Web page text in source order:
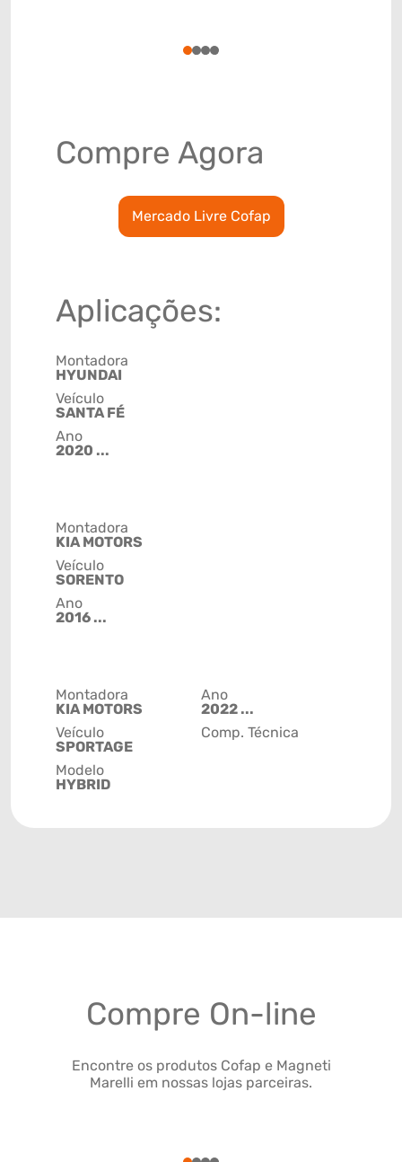
1234
Compre Agora
Mercado Livre Cofap
Aplicações:
Montadora
HYUNDAI
Veículo
SANTA FÉ
Ano
2020 ...
Montadora
KIA MOTORS
Veículo
SORENTO
Ano
2016 ...
Montadora
KIA MOTORS
Veículo
SPORTAGE
Modelo
HYBRID
Ano
2022 ...
Comp. Técnica
Compre On-line
Encontre os produtos Cofap e Magneti
Marelli em nossas lojas parceiras.